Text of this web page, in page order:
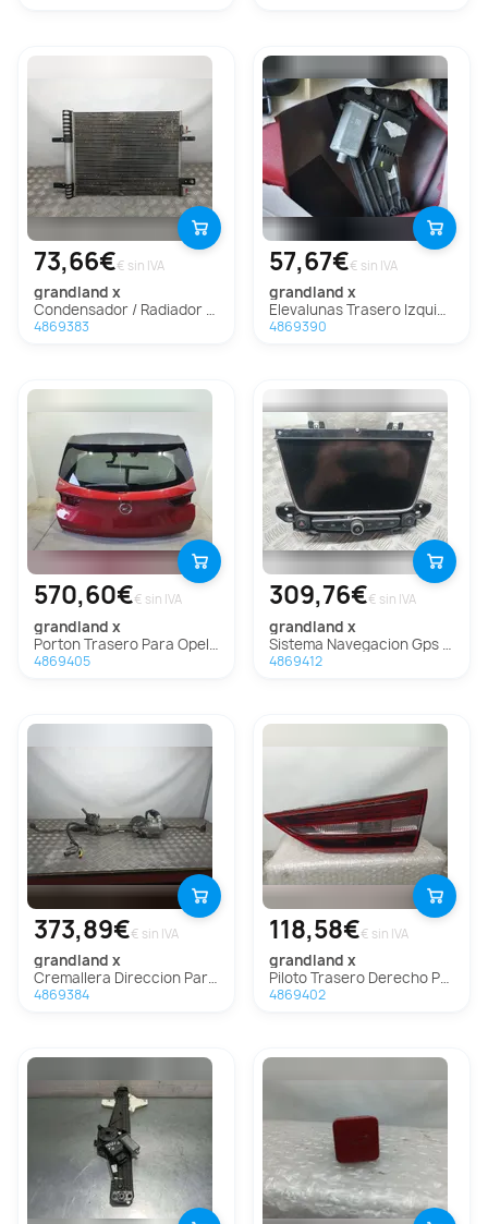
73,66€€ sin IVA
grandland x
Condensador / Radiador Aire Acondicionado Para Opel Grandland X
4869383
57,67€€ sin IVA
grandland x
Elevalunas Trasero Izquierdo Para Opel Grandland X
4869390
570,60€€ sin IVA
grandland x
Porton Trasero Para Opel Grandland X
4869405
309,76€€ sin IVA
grandland x
Sistema Navegacion Gps Para Opel Grandland X
4869412
373,89€€ sin IVA
grandland x
Cremallera Direccion Para Opel Grandland X
4869384
118,58€€ sin IVA
grandland x
Piloto Trasero Derecho Para Opel Grandland X
4869402